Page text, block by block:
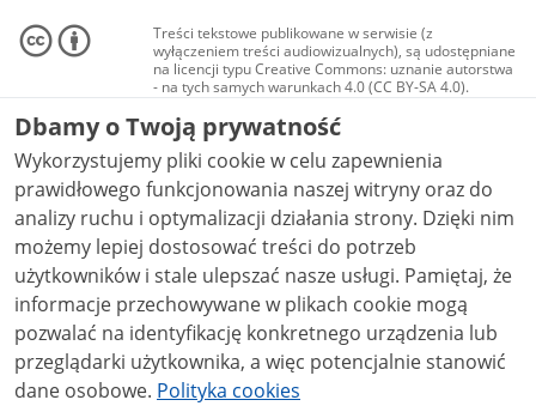
Treści tekstowe publikowane w serwisie (z
wyłączeniem treści audiowizualnych), są udostępniane
na licencji typu Creative Commons: uznanie autorstwa
- na tych samych warunkach 4.0 (CC BY-SA 4.0).
Materiały audiowizualne, w tym zdjęcia, materiały
audio i wideo, są udostępniane na licencji typu
Creative Commons: uznanie autorstwa użycie
niekomercyjne - bez utworów zależnych 4.0 (CC BY-
NC-ND 4.0), o ile nie jest to stwierdzone inaczej.
Dbamy o Twoją prywatność
Wykorzystujemy pliki cookie w celu zapewnienia
prawidłowego funkcjonowania naszej witryny oraz do
analizy ruchu i optymalizacji działania strony. Dzięki nim
możemy lepiej dostosować treści do potrzeb
użytkowników i stale ulepszać nasze usługi. Pamiętaj, że
informacje przechowywane w plikach cookie mogą
pozwalać na identyfikację konkretnego urządzenia lub
przeglądarki użytkownika, a więc potencjalnie stanowić
dane osobowe. Polityka cookies